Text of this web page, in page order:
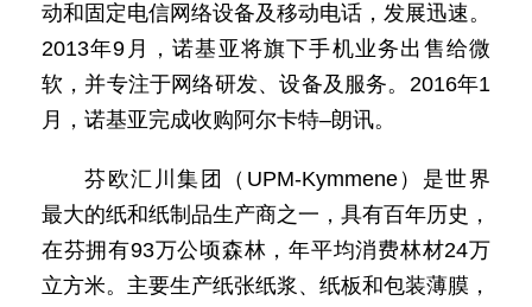
动和固定电信网络设备及移动电话，发展迅速。
2013年9月，诺基亚将旗下手机业务出售给微
软，并专注于网络研发、设备及服务。2016年1
月，诺基亚完成收购阿尔卡特–朗讯。
芬欧汇川集团（UPM-Kymmene）是世界
最大的纸和纸制品生产商之一，具有百年历史，
在芬拥有93万公顷森林，年平均消费林材24万
立方米。主要生产纸张纸浆、纸板和包装薄膜，